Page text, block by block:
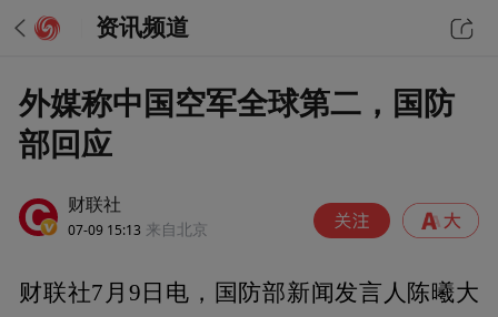
资讯频道
外媒称中国空军全球第二，国防
部回应
财联社
07-09 15:13 来自北京
财联社7月9日电，国防部新闻发言人陈曦大